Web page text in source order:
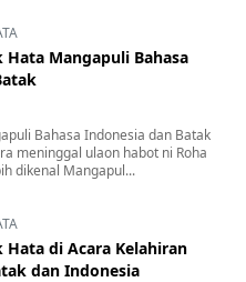
Mangapuli Bahasa
Bahasa Indonesia dan Batak
meninggal ulaon habot ni Roha
dikenal Mangapul...
di Acara Kelahiran
dan Indonesia